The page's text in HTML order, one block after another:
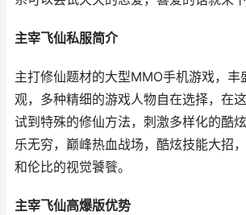
主宰飞仙私服简介
主打修仙题材的大型MMO手机游戏，丰
观，多种精细的游戏人物自在选择，在
试到特殊的修仙方法，刺激多样化的酷
乐无穷，巅峰热血战场，酷炫技能大招
和伦比的视觉饕餮。
主宰飞仙高爆版优势